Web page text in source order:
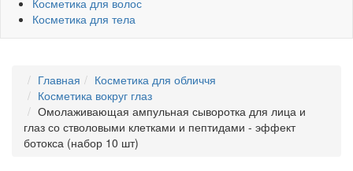
Косметика для тела
Главная
Косметика для обличчя
Косметика вокруг глаз
Омолаживающая ампульная сыворотка для лица и
глаз со стволовыми клетками и пептидами - эффект
ботокса (набор 10 шт)